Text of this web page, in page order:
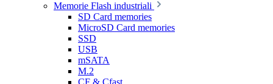
Memorie Flash industriali
SD Card memories
MicroSD Card memories
SSD
USB
mSATA
M.2
CF & Cfast